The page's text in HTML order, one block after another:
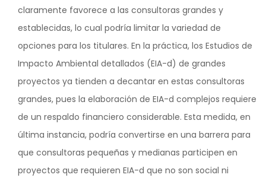
claramente favorece a las consultoras grandes y
establecidas, lo cual podría limitar la variedad de
opciones para los titulares. En la práctica, los Estudios de
Impacto Ambiental detallados (EIA-d) de grandes
proyectos ya tienden a decantar en estas consultoras
grandes, pues la elaboración de EIA-d complejos requiere
de un respaldo financiero considerable. Esta medida, en
última instancia, podría convertirse en una barrera para
que consultoras pequeñas y medianas participen en
proyectos que requieren EIA-d que no son social ni